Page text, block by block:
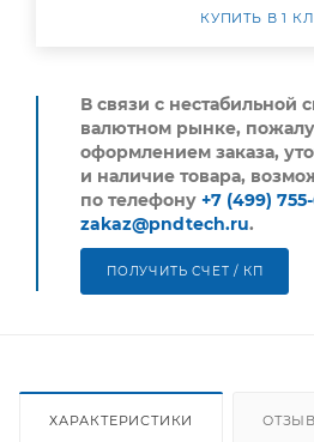
КУПИТЬ В 1
В связи с нестабильной
валютном рынке,
оформлением заказа,
и наличие товара,
по телефону +7 (499)
zakaz@pndtech.ru.
ПОЛУЧИТЬ СЧЕТ / КП
ХАРАКТЕРИСТИКИ